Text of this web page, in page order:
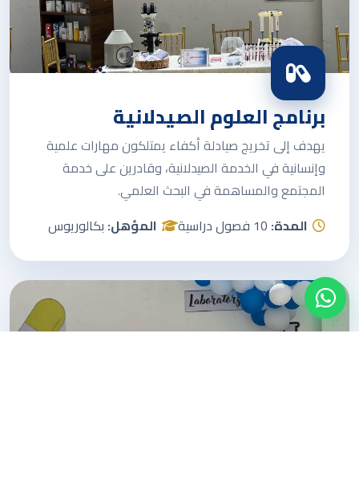
برنامج العلوم الصيدلانية
يهدف إلى تخريج صيادلة أكفاء يمتلكون مهارات علمية
وإنسانية في الخدمة الصيدلانية، وقادرين على خدمة
المجتمع والمساهمة في البحث العلمي.
المدة:10 فصول دراسية المؤهل:بكالوريوس